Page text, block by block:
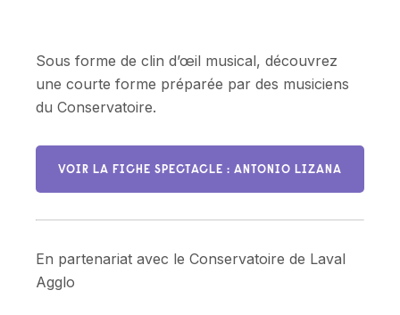
Sous forme de clin d’œil musical, découvrez
une courte forme préparée par des musiciens
du Conservatoire.
VOIR LA FICHE SPECTACLE : ANTONIO LIZANA
En partenariat avec le Conservatoire de Laval
Agglo